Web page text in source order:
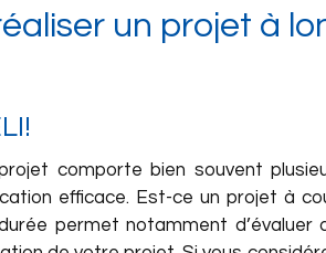
un projet à
comporte bien souvent
efficace. Est-ce un projet à
permet notamment d’évaluer